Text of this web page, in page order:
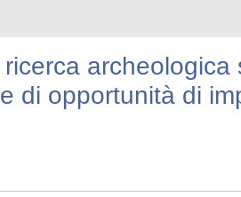
archeologica
di opportunità di